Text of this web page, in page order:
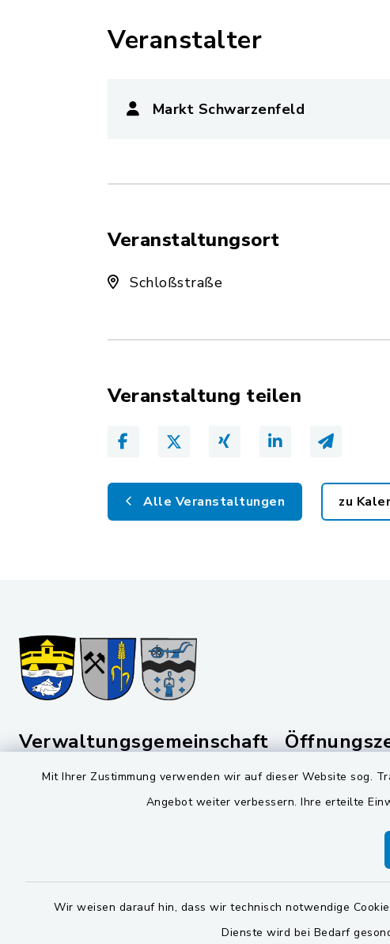
Mit Ihrer Zustimmung verwenden wir auf dieser Website sog.
Angebot weiter verbessern. Ihre erteilte
Wir weisen darauf hin, dass wir technisch notwendige
Dienste wird bei Bedarf
Veranstalter
Markt Schwarzenfeld
Veranstaltungsort
Schloßstraße
Veranstaltung teilen
Alle Veranstaltungen zu
Verwaltungsgemeinschaft
Schwarzenfeld
09435 309-227
info@schwarzenfeld.de
Montag bis
08:00-12:00 Uhr
Montag und
14:00-16:00 Uhr
Donnerstag
14:00-17:00 Uhr